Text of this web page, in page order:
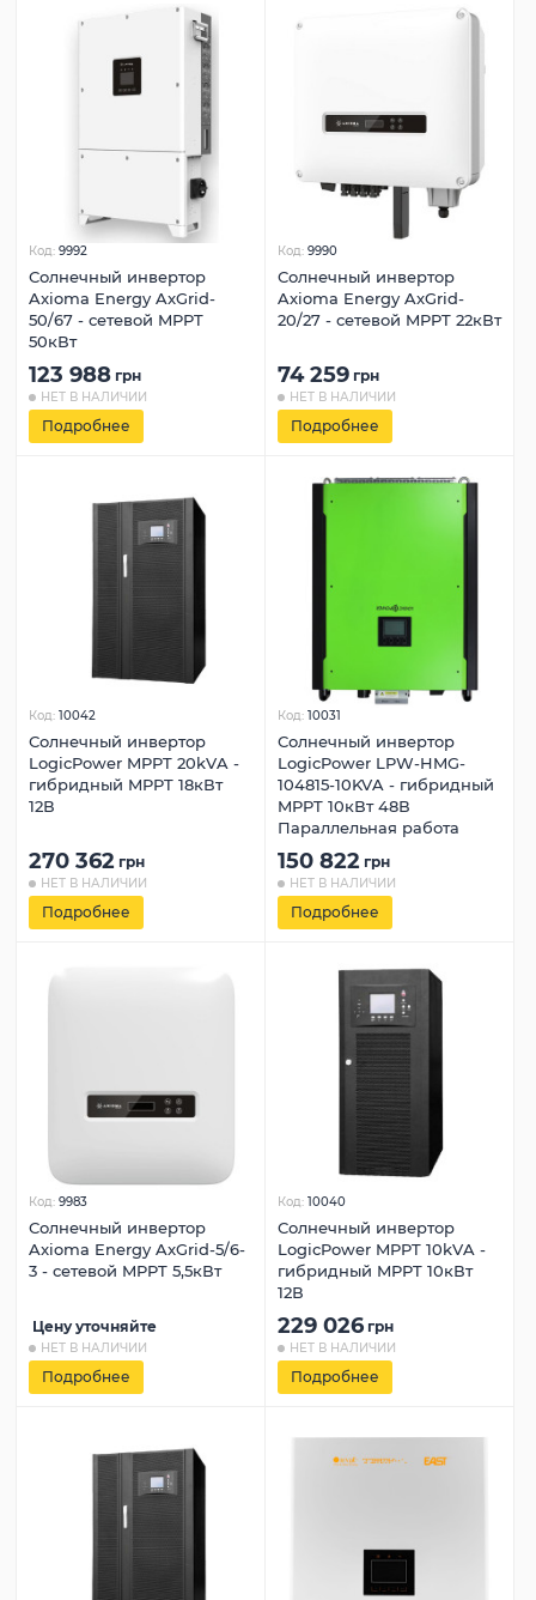
Код: 9992
Солнечный инвертор
Axioma Energy AxGrid-
50/67 - сетевой MPPT
50кВт
123 988 грн
НЕТ В НАЛИЧИИ
Подробнее
Код: 9990
Солнечный инвертор
Axioma Energy AxGrid-
20/27 - сетевой MPPT 22кВт
74 259 грн
НЕТ В НАЛИЧИИ
Подробнее
Код: 10042
Солнечный инвертор
LogicPower MPPT 20kVA -
гибридный MPPT 18кВт
12В
270 362 грн
НЕТ В НАЛИЧИИ
Подробнее
Код: 10031
Солнечный инвертор
LogicPower LPW-HMG-
104815-10KVA - гибридный
MPPT 10кВт 48В
Параллельная работа
150 822 грн
НЕТ В НАЛИЧИИ
Подробнее
Код: 9983
Солнечный инвертор
Axioma Energy AxGrid-5/6-
3 - сетевой MPPT 5,5кВт
Цену уточняйте
НЕТ В НАЛИЧИИ
Подробнее
Код: 10040
Солнечный инвертор
LogicPower MPPT 10kVA -
гибридный MPPT 10кВт
12В
229 026 грн
НЕТ В НАЛИЧИИ
Подробнее